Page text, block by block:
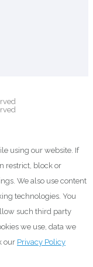
using our website. If
restrict, block or
We also use content
technologies. You
such third party
we use, data we
our Privacy Policy